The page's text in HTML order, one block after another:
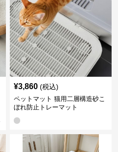
¥3,860 (税込)
ペットマット 猫用二層構造砂こ
ぼれ防止トレーマット